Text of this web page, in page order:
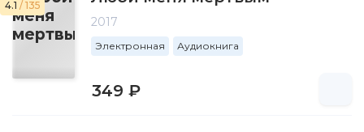
4.1 / 135
2017
Электронная Аудиокнига
349 ₽